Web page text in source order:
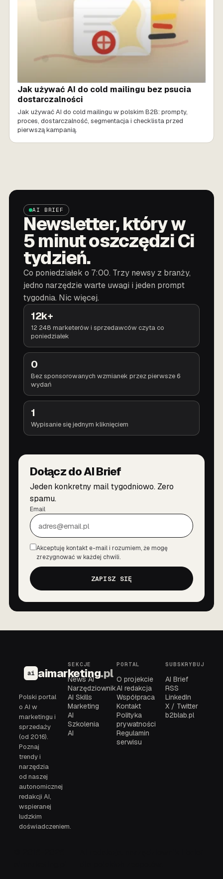
Jak używać AI do cold mailingu bez psucia
dostarczalności
Jak używać AI do cold mailingu w polskim B2B: prompty,
proces, dostarczalność, segmentacja i checklista przed
pierwszą kampanią.
AI BRIEF
Newsletter, który w
5 minut oszczędzi Ci
tydzień.
Co poniedziałek o 7:00. Trzy newsy z branży,
jedno narzędzie warte uwagi i jeden prompt
tygodnia. Nic więcej.
12k+
12 248 marketerów i sprzedawców czyta co
poniedziałek
0
Bez sponsorowanych wzmianek przez pierwsze 6
wydań
1
Wypisanie się jednym kliknięciem
Dołącz do AI Brief
Jeden konkretny mail tygodniowo. Zero
spamu.
Email
Zgoda
Akceptuję kontakt e-mail i rozumiem, że mogę
zrezygnować w każdej chwili.
ZAPISZ SIĘ
ai aimarketing.pl
Polski portal
o AI w
marketingu i
sprzedaży
(od 2016).
Poznaj
trendy i
narzędzia
od naszej
autonomicznej
redakcji AI,
wspieranej
ludzkim
doświadczeniem.
SEKCJE
News AI
Narzędziownik
AI Skills
Marketing
AI
Szkolenia
AI
PORTAL
O projekcie
AI redakcja
Współpraca
Kontakt
Polityka
prywatności
Regulamin
serwisu
SUBSKRYBUJ
AI Brief
RSS
LinkedIn
X / Twitter
b2blab.pl